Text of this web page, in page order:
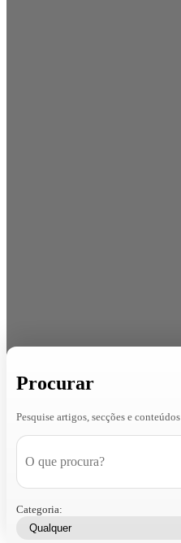
Procurar
Pesquise artigos, secções e conteúdos
Categoria: